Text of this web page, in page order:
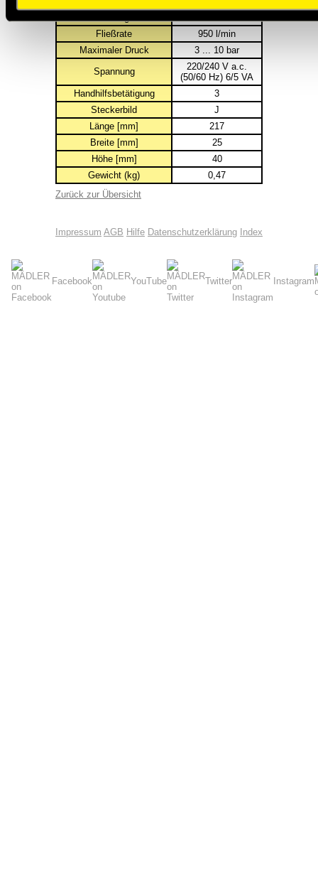
Fließrate
950 l/min
Maximaler Druck
3 ... 10 bar
Spannung
220/240 V a.c.
(50/60 Hz) 6/5 VA
Handhilfsbetätigung
3
Steckerbild
J
Länge [mm]
217
Breite [mm]
25
Höhe [mm]
40
Gewicht (kg)
0,47
Zurück zur Übersicht
Impressum AGB Hilfe Datenschutzerklärung Index
Facebook YouTube Twitter Instagram